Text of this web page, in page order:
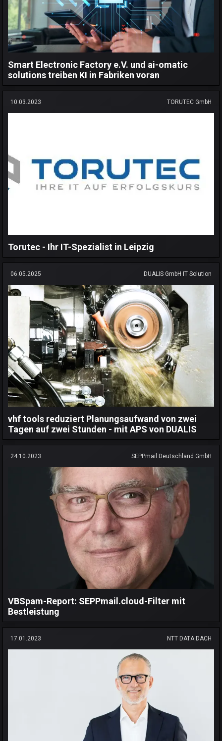
Smart Electronic Factory e.V. und ai-omatic
solutions treiben KI in Fabriken voran
10.03.2023 TORUTEC GmbH
Torutec - Ihr IT-Spezialist in Leipzig
06.05.2025 DUALIS GmbH IT Solution
vhf tools reduziert Planungsaufwand von zwei
Tagen auf zwei Stunden - mit APS von DUALIS
24.10.2023 SEPPmail Deutschland GmbH
VBSpam-Report: SEPPmail.cloud-Filter mit
Bestleistung
17.01.2023 NTT DATA DACH